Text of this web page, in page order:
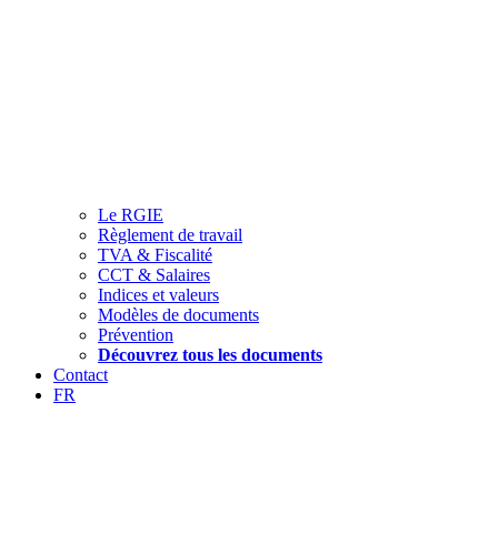
Le RGIE
Règlement de travail
TVA & Fiscalité
CCT & Salaires
Indices et valeurs
Modèles de documents
Prévention
Découvrez tous les documents
Contact
FR